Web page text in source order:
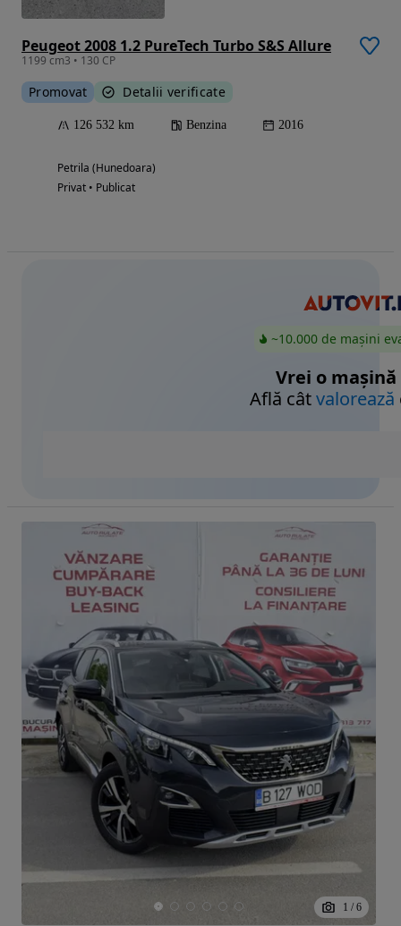
Peugeot 2008 1.2 PureTech Turbo S&S Allure
1199 cm3 • 130 CP
Promovat Detalii verificate
126 532 km Benzina 2016
Petrila (Hunedoara)
Privat • Publicat
~10.000 de mașini
Vrei o mașină
Află câtvalorează
1 / 6